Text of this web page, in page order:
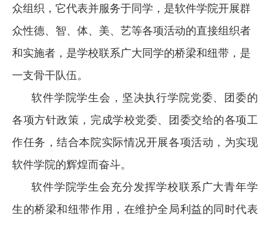
众组织，它代表并服务于同学，是软件学院开展群
众性德、智、体、美、艺等各项活动的直接组织者
和实施者，是学校联系广大同学的桥梁和纽带，是
一支骨干队伍。
软件学院学生会，坚决执行学院党委、团委的
各项方针政策，完成学校党委、团委交给的各项工
作任务，结合本院实际情况开展各项活动，为实现
软件学院的辉煌而奋斗。
软件学院学生会充分发挥学校联系广大青年学
生的桥梁和纽带作用，在维护全局利益的同时代表